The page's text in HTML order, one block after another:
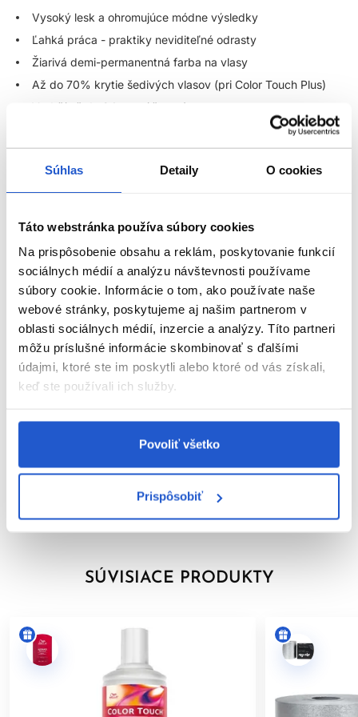
Súhlas Detaily O cookies
Táto webstránka používa súbory cookies
Na prispôsobenie obsahu a reklám, poskytovanie funkcií
sociálnych médií a analýzu návštevnosti používame
súbory cookie. Informácie o tom, ako používate naše
webové stránky, poskytujeme aj našim partnerom v
oblasti sociálnych médií, inzercie a analýzy. Títo partneri
môžu príslušné informácie skombinovať s ďalšími
údajmi, ktoré ste im poskytli alebo ktoré od vás získali,
keď ste používali ich služby.
Povoliť všetko
Prispôsobiť
Vysoký lesk a ohromujúce módne výsledky
Ľahká práca - praktiky neviditeľné odrasty
Žiarivá demi-permanentná farba na vlasy
Až do 70% krytie šedivých vlasov (pri Color Touch Plus)
Vydrží až do 24 umytí šampónov
Zrozumiteľné a univerzálne farebné portfólio - pre
nekonečné farebné možnosti
Farba bez záväzkov, flexibilná, bez amoniaku - ideálna pre
Pomer miešania 1 : 2 (1 časť farba : 2 časti Color Touch
emulzia) - okrem Instamatic
Pri Instamatic farbách použite pomer miešania 1 : 1 (1 časť
farba : 1 časti Color Touch emulzia 1,9%)
---
BEZPEČNOSTNÉ UPOZORNENIE
Farby na vlasy môžu vyvolať vážne alergické reakcie. Pred
Aby sa predišlo alergickej reakcii, musí byť orientačný test
kožnej znášanlivosti vykonaný
48 hodín pred každým použitím
. Naneste malé množstvo farby na čistú, suchú
pokožku (napr. na vnútornú stranu predlaktia) a nechajte
pôsobiť. Ak sa počas testu alebo do 48 hodín objaví
ZOBRAZIŤ VIAC
Parametre
Značka
SÚVISIACE PRODUKTY